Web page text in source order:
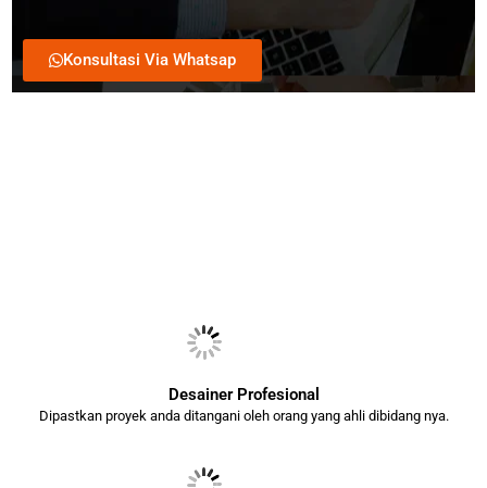
Konsultasi Via Whatsap
Desainer Profesional
Dipastkan proyek anda ditangani oleh orang yang ahli dibidang nya.